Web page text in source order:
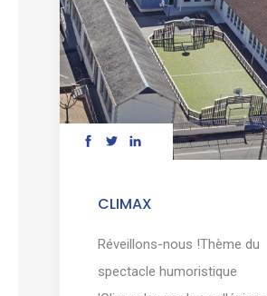
CLIMAX
Réveillons-nous !Thème du
spectacle humoristique